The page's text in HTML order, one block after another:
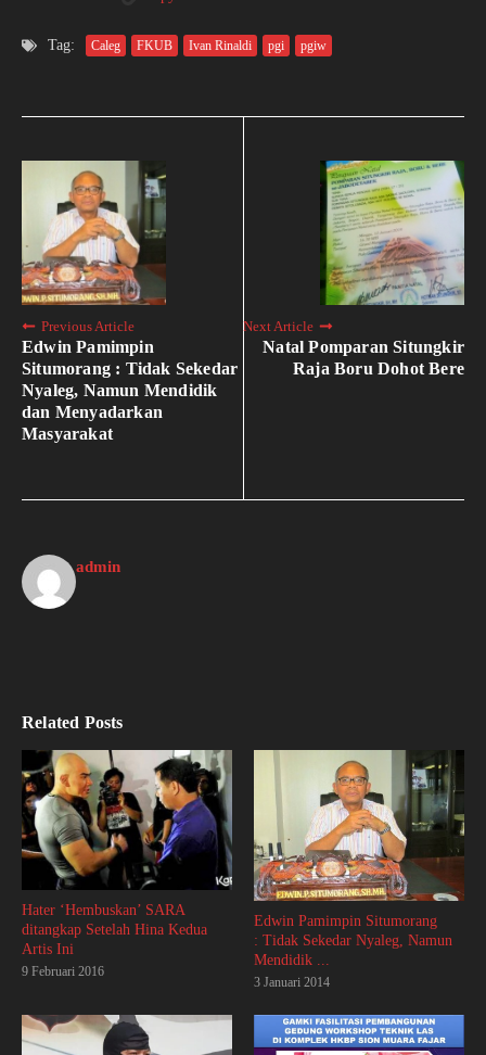
Tag: Caleg FKUB Ivan Rinaldi pgi pgiw
Previous Article
Edwin Pamimpin
Situmorang : Tidak Sekedar
Nyaleg, Namun Mendidik
dan Menyadarkan
Masyarakat
Next Article
Natal Pomparan Situngkir
Raja Boru Dohot Bere
admin
Related Posts
Hater ‘Hembuskan’ SARA
ditangkap Setelah Hina Kedua
Artis Ini
9 Februari 2016
Edwin Pamimpin Situmorang
: Tidak Sekedar Nyaleg, Namun
Mendidik ...
3 Januari 2014